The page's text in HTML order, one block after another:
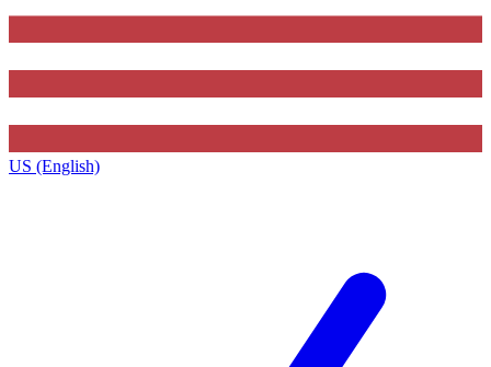
US (English)